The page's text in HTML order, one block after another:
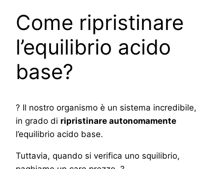
Come ripristinare
l’equilibrio acido
base?
? Il nostro organismo è un sistema incredibile,
in grado di ripristinare autonomamente
l’equilibrio acido base.
Tuttavia, quando si verifica uno squilibrio,